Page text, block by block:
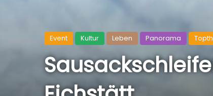
Event Kultur Leben Panorama